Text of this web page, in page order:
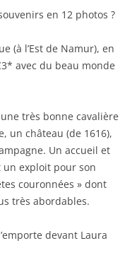
en 12 photos ?
(à l’Est de Namur), en
avec du beau monde
très bonne cavalière
un château (de 1616),
Un accueil et
un exploit pour son
couronnées » dont
très abordables.
devant Laura